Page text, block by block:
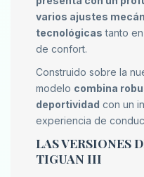
varios ajustes
tecnológicas tanto
de confort.
Construido sobre la
modelo combina
deportividad con un
experiencia de
LAS VERSIONES
TIGUAN III